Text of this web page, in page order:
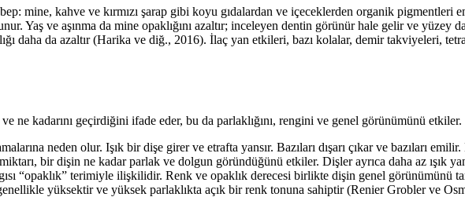
mine, kahve ve kırmızı şarap gibi koyu gıdalardan ve içeceklerden organik
Yaş ve aşınma da mine opaklığını azaltır; inceleyen dentin görünür hale gelir ve
daha da azaltır (Harika ve diğ., 2016). İlaç yan etkileri, bazı kolalar, demir takviyeleri,
ve ne kadarını geçirdiğini ifade eder, bu da parlaklığını, rengini ve genel görünümünü etkiler.
neden olur. Işık bir dişe girer ve etrafta yansır. Bazıları dışarı çıkar ve bazıları
bir dişin ne kadar parlak ve dolgun göründüğünü etkiler. Dişler ayrıca daha az ışık
“opaklık” terimiyle ilişkilidir. Renk ve opaklık derecesi birlikte dişin genel görünümünü
yüksektir ve yüksek parlaklıkta açık bir renk tonuna sahiptir (Renier Grobler ve